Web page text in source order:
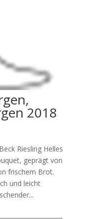
2018
Riesling Helles
geprägt von
frischem Brot.
und leicht